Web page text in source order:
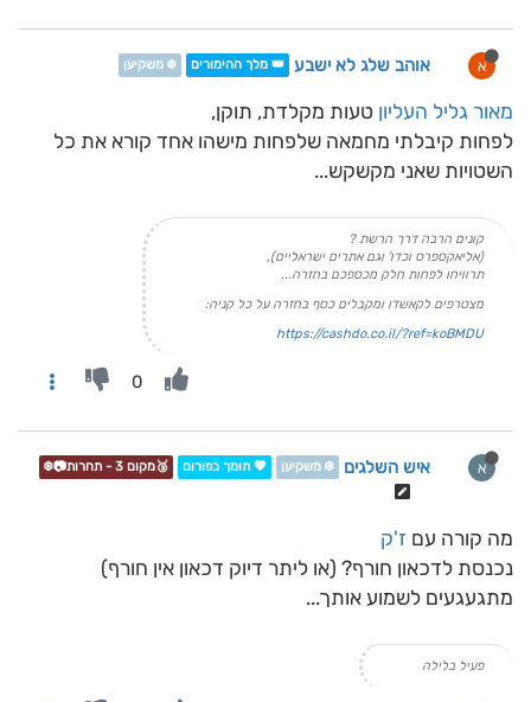
א אוהב שלג לא ישבע 👑 מלך ההימורים ❄️ משקיען
מאור גליל העליון טעות מקלדת, תוקן,
לפחות קיבלתי מחמאה שלפחות מישהו אחד קורא את כל
השטויות שאני מקשקש...
קונים הרבה דרך הרשת ?
(אליאקספרס וכדו' וגם אתרים ישראליים),
תרוויחו לפחות חלק מכספכם בחזרה...
מצטרפים לקאשדו ומקבלים כסף בחזרה על כל קניה:
https://cashdo.co.il/?ref=koBMDU
0
א איש השלגים ❄️ משקיען 💖 תומך בפורום 🥉מקום 3 - תחרות📷❄️
מה קורה עם ז'ק
נכנסת לדכאון חורף? (או ליתר דיוק דכאון אין חורף)
מתגעגעים לשמוע אותך...
פעיל בלילה